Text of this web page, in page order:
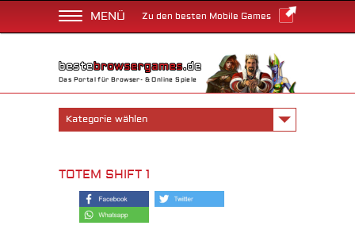
MENÜ Zu den besten Mobile Games
Das Portal für Browser- & Online Spiele
Kategorie wählen
TOTEM SHIFT 1